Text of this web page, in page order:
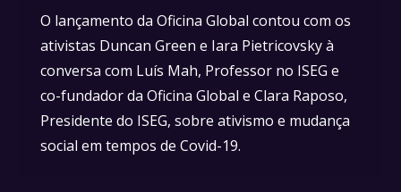
O lançamento da Oficina Global contou com os
ativistas Duncan Green e Iara Pietricovsky à
conversa com Luís Mah, Professor no ISEG e
co-fundador da Oficina Global e Clara Raposo,
Presidente do ISEG, sobre ativismo e mudança
social em tempos de Covid-19.